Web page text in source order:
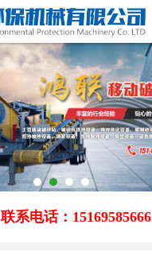
联系电话：15169585666